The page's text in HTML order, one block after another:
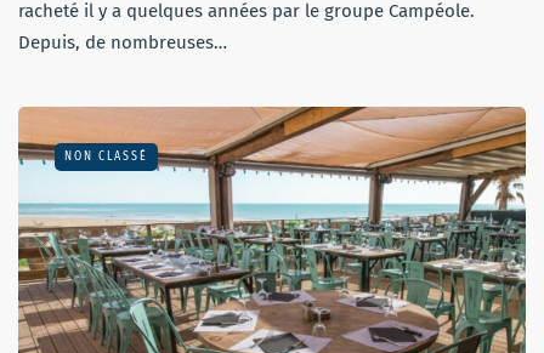
racheté il y a quelques années par le groupe Campéole.
Depuis, de nombreuses…
NON CLASSÉ